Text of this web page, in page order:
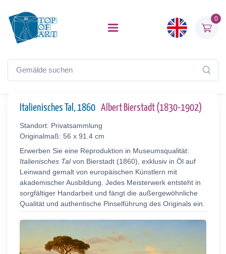
0
Italienisches Tal, 1860 Albert Bierstadt (1830-1902)
Standort: Privatsammlung
Originalmaß: 56 x 91.4 cm
Erwerben Sie eine Reproduktion in Museumsqualität:
Italienisches Talvon Bierstadt (1860), exklusiv in Öl auf
Leinwand gemalt von europäischen Künstlern mit
akademischer Ausbildung. Jedes Meisterwerk entsteht in
sorgfältiger Handarbeit und fängt die außergewöhnliche
Qualität und authentische Pinselführung des Originals ein.